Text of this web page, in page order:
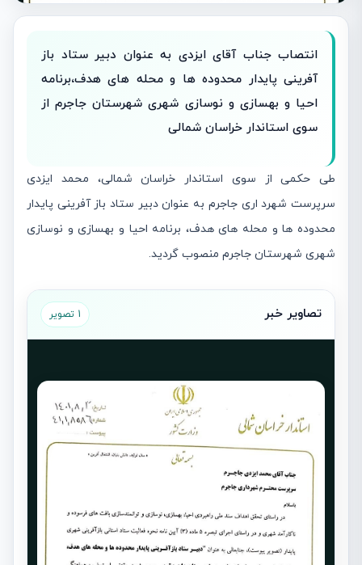
انتصاب جناب آقای ایزدی به عنوان دبیر ستاد باز
آفرینی پایدار محدوده ها و محله های هدف،برنامه
احیا و بهسازی و نوسازی شهری شهرستان جاجرم از
سوی استاندار خراسان شمالی
طی حکمی از سوی استاندار خراسان شمالی، محمد ایزدی
سرپرست شهرد اری جاجرم به عنوان دبیر ستاد باز آفرینی پایدار
محدوده ها و محله های هدف، برنامه احیا و بهسازی و نوسازی
شهری شهرستان جاجرم منصوب گردید.
تصاویر خبر 1 تصویر